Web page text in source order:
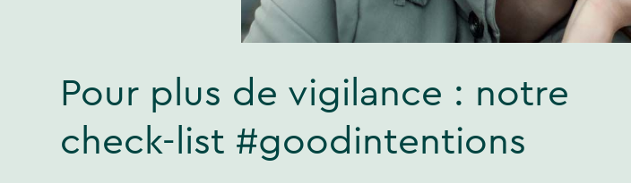
Pour plus de vigilance : notre
check-list #goodintentions